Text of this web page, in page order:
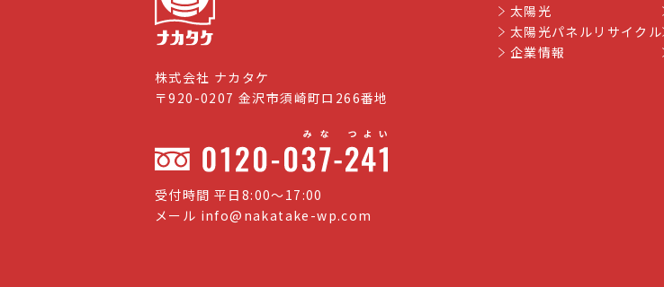
株式会社 ナカタケ
〒920-0207 金沢市須崎町ロ266番地
受付時間 平日8:00〜17:00
メール info@nakatake-wp.com
太陽光
太陽光パネルリサイクル
企業情報